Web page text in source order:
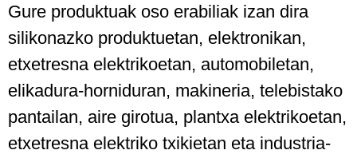
Gure produktuak oso erabiliak izan dira
silikonazko produktuetan, elektronikan,
etxetresna elektrikoetan, automobiletan,
elikadura-horniduran, makineria, telebistako
pantailan, aire girotua, plantxa elektrikoetan,
etxetresna elektriko txikietan eta industria-